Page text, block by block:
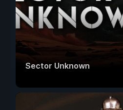
Sector Unknown